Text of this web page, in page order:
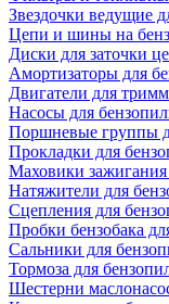
Звездочки ведущие
Цепи и шины на
Диски для заточки
Амортизаторы для
Двигатели для
Насосы для
Поршневые группы
Прокладки для
Маховики
Натяжители для
Сцепления для
Пробки бензобака
Сальники для
Тормоза для
Шестерни